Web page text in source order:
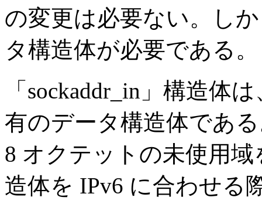
の変更は必要ない。し
タ構造体が必要である。
「sockaddr_in」構造体
有のデータ構造体であ
8 オクテットの未使用域
造体を IPv6 に合わせる